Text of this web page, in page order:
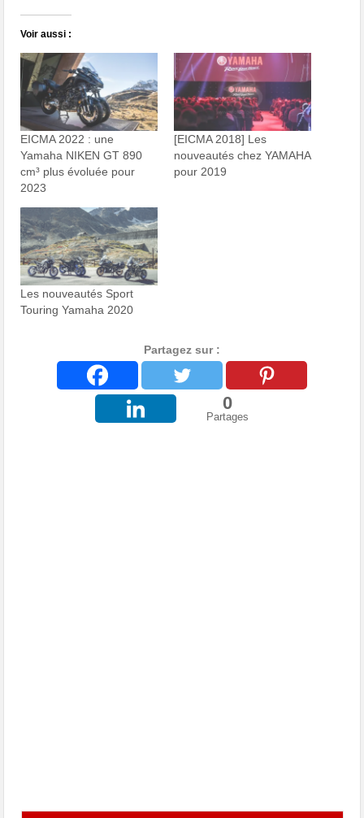
Voir aussi :
EICMA 2022 : une
Yamaha NIKEN GT 890
cm³ plus évoluée pour
2023
[EICMA 2018] Les
nouveautés chez YAMAHA
pour 2019
Les nouveautés Sport
Touring Yamaha 2020
Partagez sur :
0
Partages